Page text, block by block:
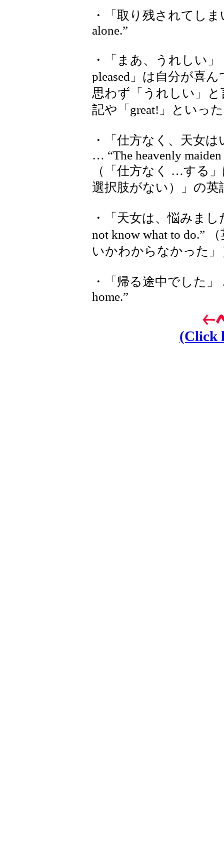
・「取り残されてし
alone.”
・「まあ、うれしい
pleased」は自分が喜
思わず「うれしい」
記や「great!」といっ
・「仕方なく、天女
… “The heavenly
（「仕方なく …する
選択肢がない）」の
・「天女は、悩みまし
not know what to do.”
いかわからなかった」
・「帰る途中でした」
home.”
(Click